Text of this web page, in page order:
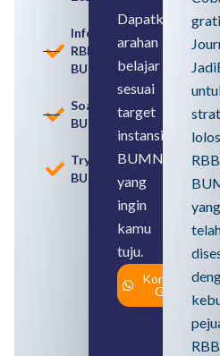
Informasi
RBB
BUMN
Soal
BUMN
Tryout
BUMN
Dapatkan
arahan
belajar
sesuai
target
instansi
BUMN
yang
ingin
kamu
tuju.
Konsultasi
Gratis
lolos
RBB
yang
RBB